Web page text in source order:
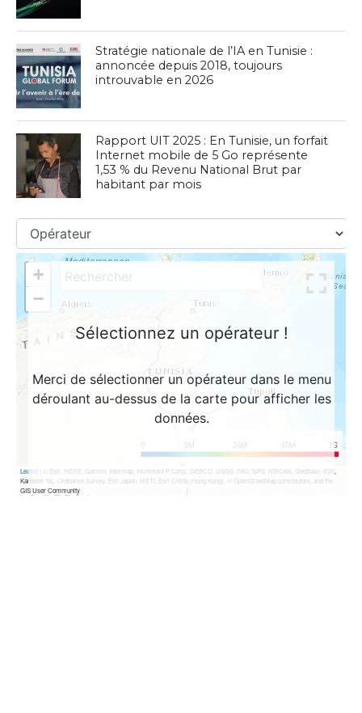
Stratégie nationale de l’IA en Tunisie :
annoncée depuis 2018, toujours
introuvable en 2026
Rapport UIT 2025 : En Tunisie, un forfait
Internet mobile de 5 Go représente
1,53 % du Revenu National Brut par
habitant par mois